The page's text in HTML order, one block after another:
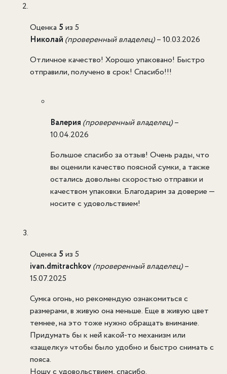
Оценка 5 из 5
Николай (проверенный владелец)–10.03.2026
Отличное качество! Хорошо упаковано! Быстро
отправили, получено в срок! Спасибо!!!
Валерия (проверенный владелец)–
10.04.2026
Большое спасибо за отзыв! Очень рады, что
вы оценили качество поясной сумки, а также
остались довольны скоростью отправки и
качеством упаковки. Благодарим за доверие —
носите с удовольствием!
Оценка 5 из 5
ivan.dmitrachkov(проверенный владелец)–
15.07.2025
Сумка огонь, но рекомендую ознакомиться с
размерами, в живую она меньше. Еще в живую цвет
темнее, на это тоже нужно обращать внимание.
Придумать бы к ней какой-то механизм или
«защелку» чтобы было удобно и быстро снимать с
пояса.